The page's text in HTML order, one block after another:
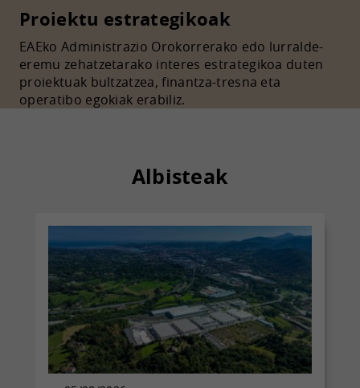
Proiektu estrategikoak
EAEko Administrazio Orokorrerako edo lurralde-
eremu zehatzetarako interes estrategikoa duten
proiektuak bultzatzea, finantza-tresna eta
operatibo egokiak erabiliz.
Albisteak